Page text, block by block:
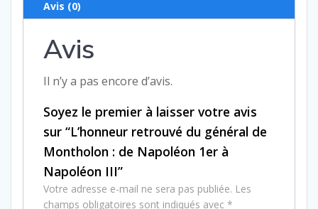
25,00 €.15,00 €.
de
Napoléon
Napoléon
Avis (0)
Avis
Il n’y a pas encore d’avis.
Soyez le premier à laisser votre avis
sur “L’honneur retrouvé du général de
Montholon : de Napoléon 1er à
Napoléon III”
Votre adresse e-mail ne sera pas publiée. Les
champs obligatoires sont indiqués avec *